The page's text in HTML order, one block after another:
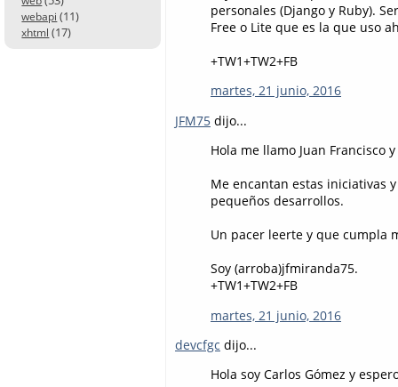
webapi (11)
xhtml (17)
personales (Django y Ruby).
Free o Lite que es la que uso
+TW1+TW2+FB
martes, 21 junio, 2016
JFM75 dijo...
Hola me llamo Juan Francisco
Me encantan estas iniciativas
pequeños desarrollos.
Un pacer leerte y que cumpla
Soy (arroba)jfmiranda75.
+TW1+TW2+FB
martes, 21 junio, 2016
devcfgc dijo...
Hola soy Carlos Gómez y